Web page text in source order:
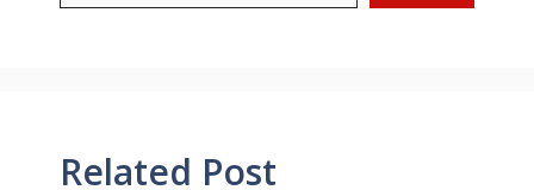
Related Post